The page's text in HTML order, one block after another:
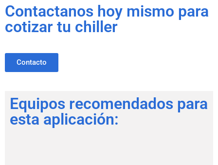
Contactanos hoy mismo para
cotizar tu chiller
Contacto
Equipos recomendados para
esta aplicación: